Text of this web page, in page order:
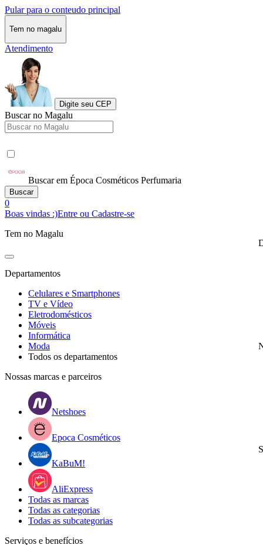
Pular para o conteudo principal
Tem no magalu
Atendimento
Digite seu CEP
Buscar no Magalu
Buscar em Época Cosméticos Perfumaria
Buscar
0
Boas vindas :)Entre ou Cadastre-se
Tem no Magalu
Departamentos
Celulares e Smartphones
TV e Vídeo
Eletrodomésticos
Móveis
Informática
Moda
Todos os departamentos
Nossas marcas e parceiros
Netshoes
Epoca Cosméticos
KaBuM!
AliExpress
Todas as marcas
Todas as categorias
Todas as subcategorias
Serviços e benefícios